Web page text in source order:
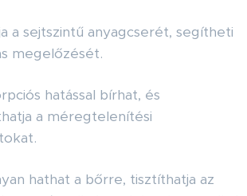
a sejtszintű anyagcserét, segítheti
megelőzését.
hatással bírhat, és
a méregtelenítési
hathat a bőrre, tisztíthatja az